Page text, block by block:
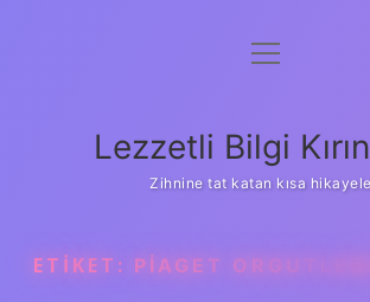
Anasayfa
Yasal Uyarı
menüyü
Lezzetli Bilgi
Zihnine tat katan kısa
ETIKET: PIAGET